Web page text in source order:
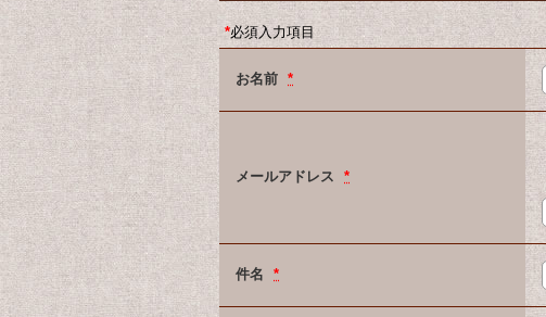
*必須入力項目
お名前 *
メールアドレス *
件名 *